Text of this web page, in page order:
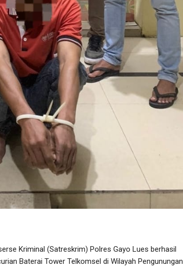
Kriminal (Satreskrim) Polres Gayo Lues berhasil
Baterai Tower Telkomsel di Wilayah Pengunungan